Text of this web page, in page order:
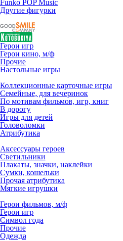
Funko POP Music
Другие фигурки
Герои игр
Герои кино, м/ф
Прочие
Настольные игры
Коллекционные карточные игры
Семейные, для вечеринок
По мотивам фильмов, игр, книг
В дорогу
Игры для детей
Головоломки
Атрибутика
Аксессуары героев
Светильники
Плакаты, значки, наклейки
Сумки, кошельки
Прочая атрибутика
Мягкие игрушки
Герои фильмов, м/ф
Герои игр
Символ года
Прочие
Одежда